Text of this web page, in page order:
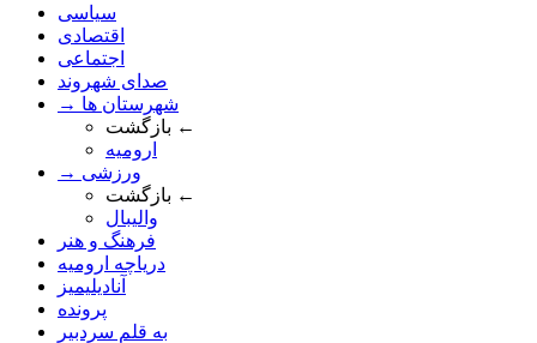
سیاسی
اقتصادی
اجتماعی
صدای شهروند
→ شهرستان ها
بازگشت ←
ارومیه
→ ورزشی
بازگشت ←
والیبال
فرهنگ و هنر
دریاچه ارومیه
آنادیلیمیز
پرونده
به قلم سردبیر